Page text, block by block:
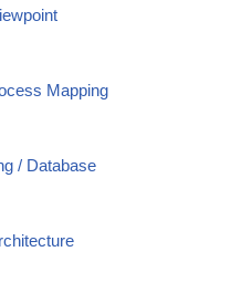
Mapping
/ Database